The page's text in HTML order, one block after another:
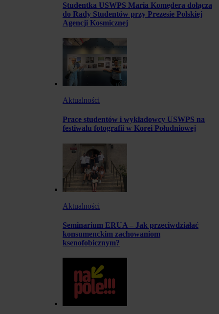
Studentka USWPS Maria Komędera dołącza
do Rady Studentów przy Prezesie Polskiej
Agencji Kosmicznej
Aktualności
Prace studentów i wykładowcy USWPS na
festiwalu fotografii w Korei Południowej
Aktualności
Seminarium ERUA – Jak przeciwdziałać
konsumenckim zachowaniom
ksenofobicznym?